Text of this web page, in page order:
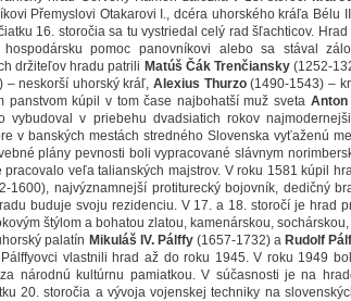
Přemyslovi Otakarovi I., dcéra uhorského kráľa Bélu
16. storočia sa tu vystriedal celý rad šľachticov.
pomoc panovníkovi alebo sa stával
držiteľov hradu patrili Matúš Čák Trenčiansky(1252-
– neskorší uhorský kráľ, Alexius Thurzo(1490-1543) –
kúpil v tom čase najbohatší muž sveta Anton
vybudoval v priebehu dvadsiatich rokov
v banských mestách stredného Slovenska vyťaženú
plány pevnosti boli vypracované slávnym
pracovalo veľa talianských majstrov. V roku 1581 kúpil
1600), najvýznamnejší protiturecký bojovník, dedičný
buduje svoju rezidenciu. V 17. a 18. storočí je hrad
štýlom a bohatou zlatou, kamenárskou,
palatín Mikuláš IV. Pálffy (1657-1732) a Rudolf
Pálffyovci vlastnili hrad až do roku 1945. V roku 1949
národnú kultúrnu pamiatkou. V súčasnosti je na
20. storočia a vývoja vojenskej techniky na